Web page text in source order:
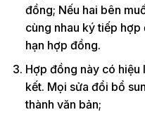
đồng; Nếu hai bên
cùng nhau ký tiếp
hạn hợp đồng.
Hợp đồng này có
kết. Mọi sửa đổi bổ
thành văn bản;